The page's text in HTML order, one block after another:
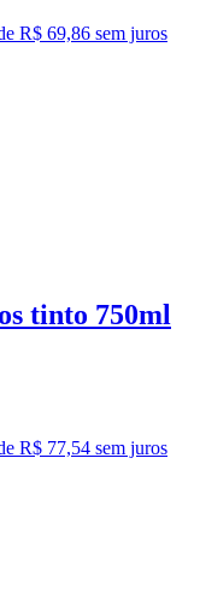
R$ 69,86 sem juros
tinto 750ml
R$ 77,54 sem juros